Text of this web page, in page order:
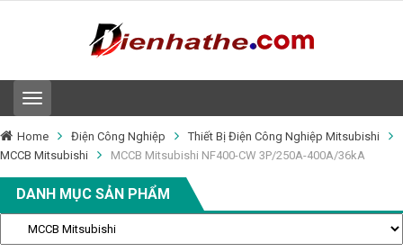
T
o
g
e
n
a
v
i
Home Điện Công Nghiệp
Thiết Bị Điện Công Nghiệp Mitsubishi
MCCB Mitsubishi
MCCB Mitsubishi NF400-CW 3P/250A-400A/36kA
DANH MỤC SẢN PHẨM